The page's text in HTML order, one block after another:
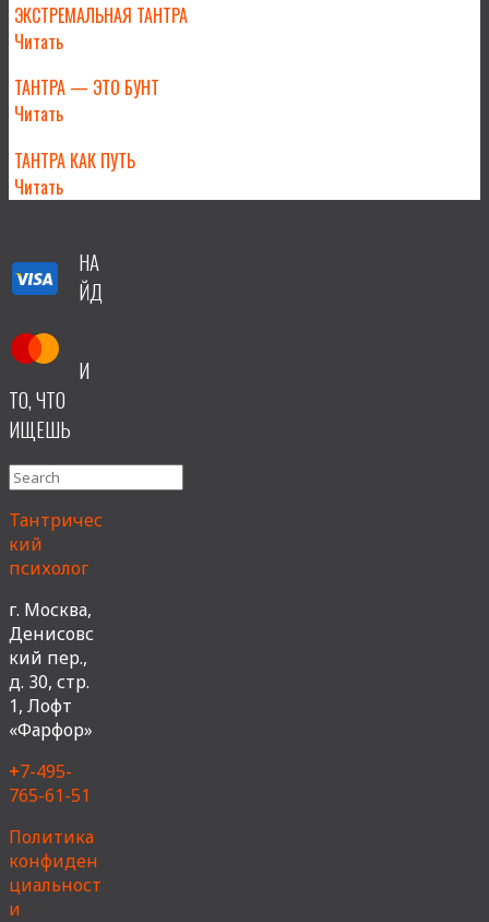
ЭКСТРЕМАЛЬНАЯ ТАНТРА
Читать
ТАНТРА — ЭТО БУНТ
Читать
ТАНТРА КАК ПУТЬ
Читать
НА
ЙД
И
ТО, ЧТО
ИЩЕШЬ
Search
Тантричес
кий
психолог
г. Москва,
Денисовс
кий пер.,
д. 30, стр.
1, Лофт
«Фарфор»
+7-495-
765-61-51
Политика
конфиден
циальност
и